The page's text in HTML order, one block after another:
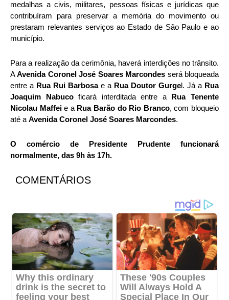
medalhas a civis, militares, pessoas físicas e jurídicas que
contribuíram para preservar a memória do movimento ou
prestaram relevantes serviços ao Estado de São Paulo e ao
município.
Para a realização da cerimônia, haverá interdições no trânsito.
AAvenida Coronel José Soares Marcondes será bloqueada
entre a Rua Rui Barbosae a Rua Doutor Gurgel. Já a Rua
Joaquim Nabucoficará interditada entre a Rua Tenente
Nicolau Maffeie a Rua Barão do Rio Branco, com bloqueio
até a Avenida Coronel José Soares Marcondes.
O comércio de Presidente Prudente funcionará
normalmente, das 9h às 17h.
COMENTÁRIOS